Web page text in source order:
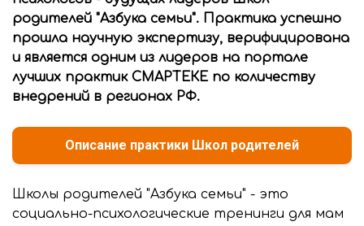
родителей "Азбука семьи". Практика успешно
прошла научную экспертизу, верифицирована
и является одним из лидеров на портале
лучших практик СМАРТЕКЕ по количеству
внедрений в регионах РФ.
Описание практики Школ родителей
Школы родителей "Азбука семьи" - это
социально-психологические тренинги для мам